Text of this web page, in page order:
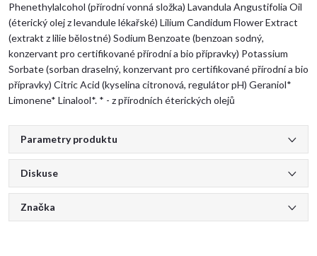
Phenethylalcohol (přírodní vonná složka) Lavandula Angustifolia Oil
(éterický olej z levandule lékařské) Lilium Candidum Flower Extract
(extrakt z lilie bělostné) Sodium Benzoate (benzoan sodný,
konzervant pro certifikované přírodní a bio přípravky) Potassium
Sorbate (sorban draselný, konzervant pro certifikované přírodní a bio
přípravky) Citric Acid (kyselina citronová, regulátor pH) Geraniol*
Limonene* Linalool*. * - z přírodních éterických olejů
Parametry produktu
Diskuse
Značka